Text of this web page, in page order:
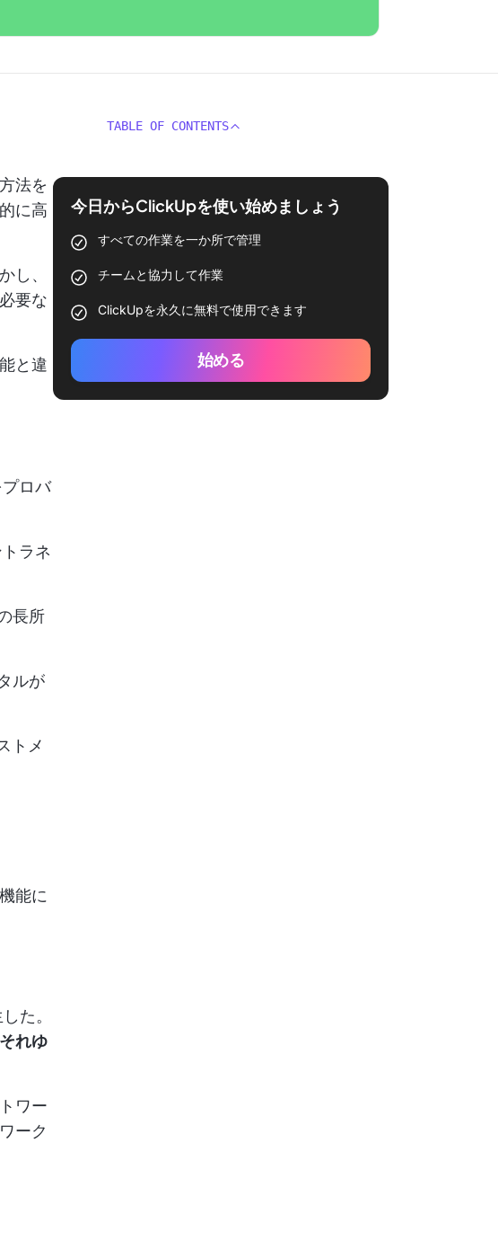
法を
に高
し、
要な
と違
ロバ
ラネ
長所
ルが
トメ
能に
た。
れゆ
ワー
ーク
TABLE OF CONTENTS
今日からClickUpを使い始めましょう
すべての作業を一か所で管理
チームと協力して作業
ClickUpを永久に無料で使用できます
始める